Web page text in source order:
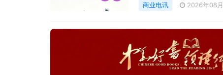
商业电讯 2026年08